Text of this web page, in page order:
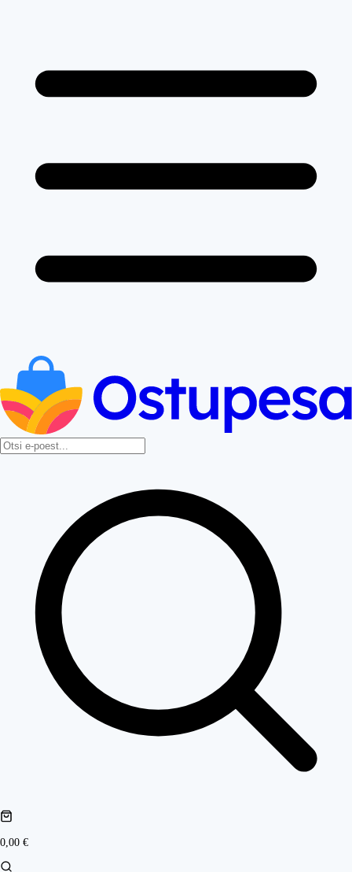
0,00 €